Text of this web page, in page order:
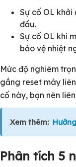
Sự cố OL
đầu.
Sự cố OL khi
bảo vệ nhiệt
Mức độ nghiêm
gắng reset máy
cố này, bạn nên
Xem thêm:
Phân tích 5